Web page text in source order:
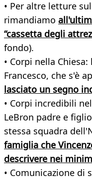
• Per altre letture
rimandiamo
“cassetta degli
fondo).
• Corpi nella
Francesco, che s'è
lasciato un segno
• Corpi incredibili
LeBron padre e
stessa squadra
famiglia che
descrivere nei
• Comunicazione di